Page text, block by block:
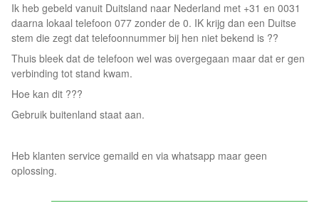
Ik heb gebeld vanuit Duitsland naar Nederland met +31 en 0031
daarna lokaal telefoon 077 zonder de 0. IK krijg dan een Duitse
stem die zegt dat telefoonnummer bij hen niet bekend is ??
Thuis bleek dat de telefoon wel was overgegaan maar dat er gen
verbinding tot stand kwam.
Hoe kan dit ???
Gebruik buitenland staat aan.
Heb klanten service gemaild en via whatsapp maar geen
oplossing.